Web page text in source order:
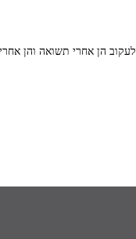
הן אחרי תשואה והן